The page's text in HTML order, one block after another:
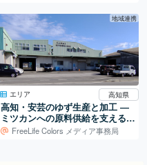
地域連携
エリア 高知県
高知・安芸のゆず生産と加工 ―
ミツカンへの原料供給を支える仕
組みFreeLife Colors メディア事務局